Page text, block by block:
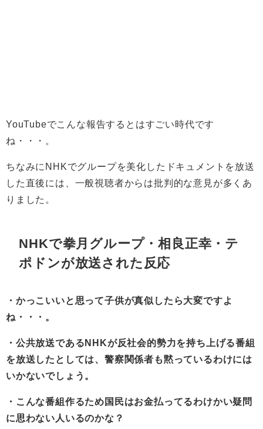
YouTubeでこんな報告するとはすごい時代です
ね・・・。
ちなみにNHKでグループを美化したドキュメントを放送
した直後には、一般視聴者からは批判的な意見が多くあ
りました。
NHKで拳月グループ・相良正幸・テ
ポドンが放送された反応
・かっこいいと思って子供が真似したら大変ですよ
ね・・・。
・公共放送であるNHKが反社会的勢力を持ち上げる番組
を放送したとしては、警察関係者も黙っているわけには
いかないでしょう。
・こんな番組作るため国民はお金払ってるわけかい疑問
に思わない人いるのかな？